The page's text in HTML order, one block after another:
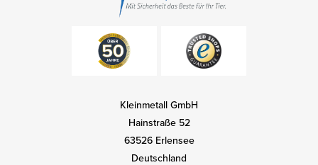
Kleinmetall GmbH
Hainstraße 52
63526 Erlensee
Deutschland